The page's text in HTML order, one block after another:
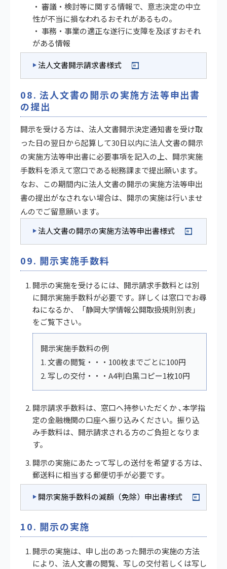
・ 審議・検討等に関する情報で、意志決定の中立
性が不当に損なわれるおそれがあるもの。
・ 事務・事業の適正な遂行に支障を及ぼすおそれ
がある情報
法人文書開示請求書様式
08. 法人文書の開示の実施方法等申出書
の提出
開示を受ける方は、法人文書開示決定通知書を受け取
った日の翌日から起算して30日以内に法人文書の開示
の実施方法等申出書に必要事項を記入の上、開示実施
手数料を添えて窓口である総務課まで提出願います。
なお、この期間内に法人文書の開示の実施方法等申出
書の提出がなされない場合は、開示の実施は行いませ
んのでご留意願います。
法人文書の開示の実施方法等申出書様式
09. 開示実施手数料
開示の実施を受けるには、開示請求手数料とは別
に開示実施手数料が必要です。詳しくは窓口でお尋
ねになるか、「静岡大学情報公開取扱規則別表」
をご覧下さい。
開示実施手数料の例
1. 文書の閲覧・・・100枚までごとに100円
2. 写しの交付・・・A4判白黒コピー1枚10円
開示請求手数料は、窓口へ持参いただくか ､本学指
定の金融機関の口座へ振り込みください。振り込
み手数料は、開示請求される方のご負担となりま
す。
開示の実施にあたって写しの送付を希望する方は、
郵送料に相当する郵便切手が必要です。
開示実施手数料の減額（免除）申出書様式
10. 開示の実施
開示の実施は、申し出のあった開示の実施の方法
により、法人文書の閲覧、写しの交付若しくは写し